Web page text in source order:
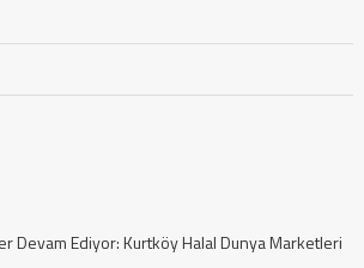
Devam Ediyor: Kurtköy Halal Dunya Marketleri